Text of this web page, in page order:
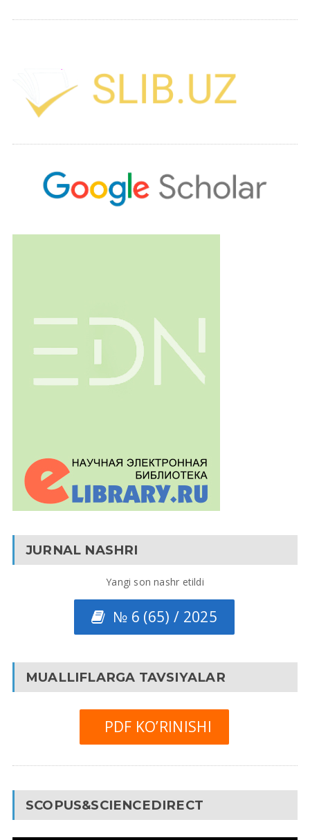
JURNAL NASHRI
Yangi son nashr etildi
№ 6 (65) / 2025
MUALLIFLARGA TAVSIYALAR
PDF KO’RINISHI
SCOPUS&SCIENCEDIRECT